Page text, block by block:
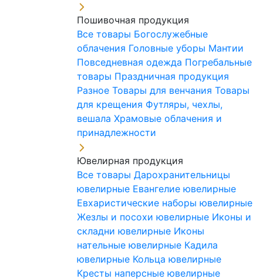
Пошивочная продукция
Все товары Богослужебные
облачения Головные уборы Мантии
Повседневная одежда Погребальные
товары Праздничная продукция
Разное Товары для венчания Товары
для крещения Футляры, чехлы,
вешала Храмовые облачения и
принадлежности
Ювелирная продукция
Все товары Дарохранительницы
ювелирные Евангелие ювелирные
Евхаристические наборы ювелирные
Жезлы и посохи ювелирные Иконы и
складни ювелирные Иконы
нательные ювелирные Кадила
ювелирные Кольца ювелирные
Кресты наперсные ювелирные